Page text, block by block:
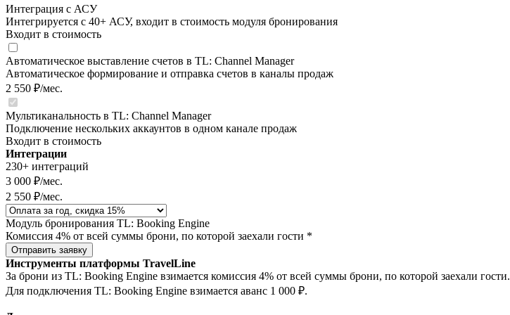
Интеграция с АСУ
Интегрируется с 40+ АСУ, входит в стоимость модуля бронирования
Входит в стоимость
Автоматическое выставление счетов в TL: Channel Manager
Автоматическое формирование и отправка счетов в каналы продаж
2 550 ₽/мес.
Мультиканальность в TL: Channel Manager
Подключение нескольких аккаунтов в одном канале продаж
Входит в стоимость
Интеграции
230+ интеграций
3 000 ₽/мес.
2 550 ₽/мес.
Модуль бронирования TL: Booking Engine
Комиссия 4% от всей суммы брони, по которой заехали гости *
Отправить заявку
Инструменты платформы TravelLine
За брони из TL: Booking Engine взимается комиссия 4% от всей суммы брони, по которой заехали гости.
Для подключения TL: Booking Engine взимается аванс 1 000 ₽.